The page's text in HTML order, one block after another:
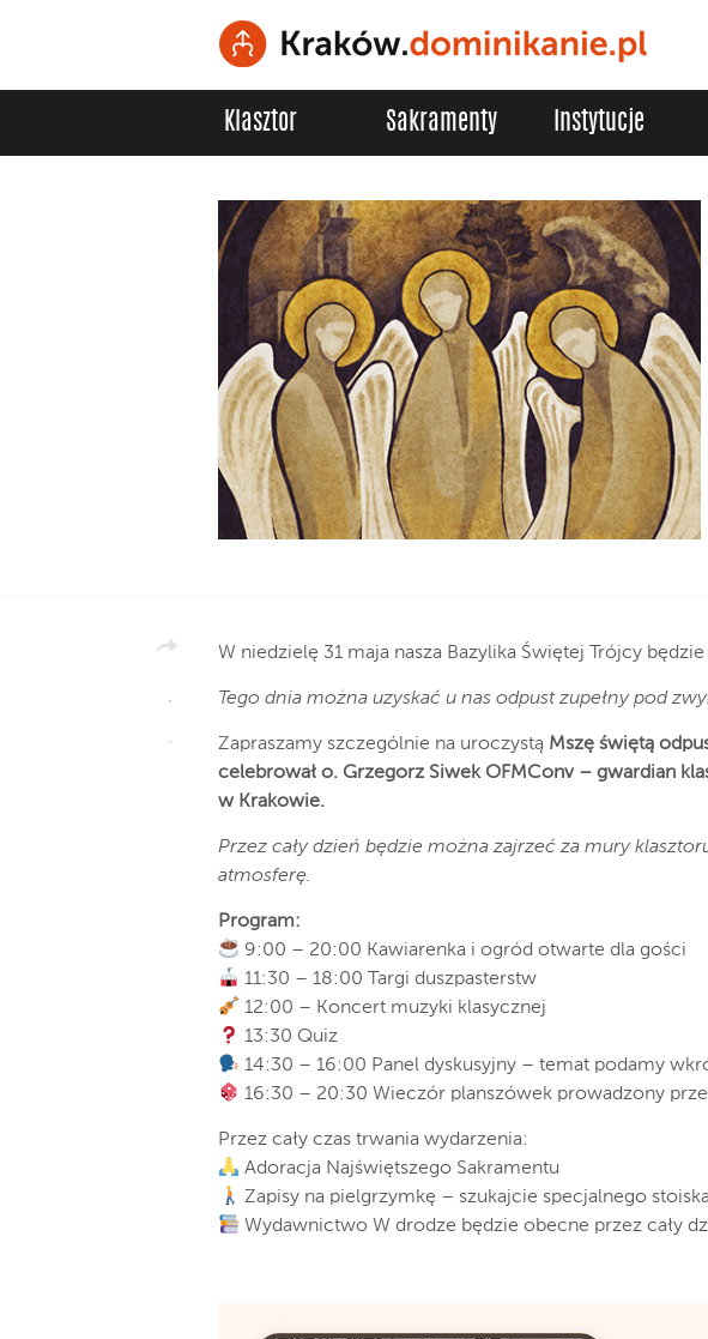
Klasztor Sakramenty Instytucje
W niedzielę 31 maja nasza Bazylika Świętej Trójcy
Tego dnia można uzyskać u nas odpust zupełny pod
Zapraszamy szczególnie na uroczystą Mszę świętą
celebrował o. Grzegorz Siwek OFMConv – gwardian
w Krakowie.
Przez cały dzień będzie można zajrzeć za mury
atmosferę.
Program:
9:00 – 20:00 Kawiarenka i ogród otwarte dla gości
11:30 – 18:00 Targi duszpasterstw
12:00 – Koncert muzyki klasycznej
13:30 Quiz
14:30 – 16:00 Panel dyskusyjny – temat podamy
16:30 – 20:30 Wieczór planszówek prowadzony
Przez cały czas trwania wydarzenia:
Adoracja Najświętszego Sakramentu
Zapisy na pielgrzymkę – szukajcie specjalnego stoiska
Wydawnictwo W drodze będzie obecne przez cały